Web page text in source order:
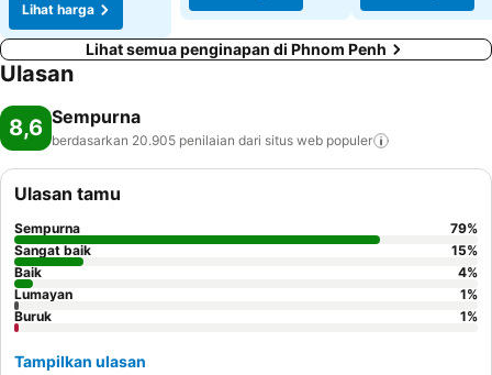
Lihat harga
Lihat semua penginapan di Phnom Penh
Ulasan
8,6 Sempurna
berdasarkan 20.905 penilaian dari situs web populer
Ulasan tamu
Sempurna 79%
Sangat baik
15%
Baik
4%
Lumayan
1%
Buruk
1%
Tampilkan ulasan